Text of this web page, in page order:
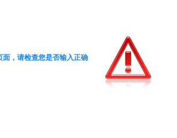
面，请检查您是否输入正确